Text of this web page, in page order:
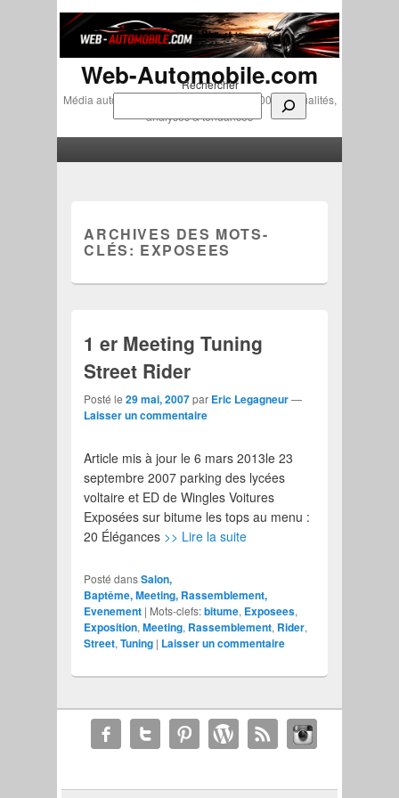
Rechercher
Web-Automobile.com
Média automobile indépendant depuis 2007 • Actualités,
analyses & tendances
ARCHIVES DES MOTS-
CLÉS: EXPOSEES
1 er Meeting Tuning
Street Rider
Posté le29 mai, 2007par Eric Legagneur—
Laisser un commentaire
Article mis à jour le 6 mars 2013le 23
septembre 2007 parking des lycées
voltaire et ED de Wingles Voitures
Exposées sur bitume les tops au menu :
20 Élégances >> Lire la suite
Posté dansSalon,
Baptême, Meeting, Rassemblement,
Evenement | Mots-clefs:bitume, Exposees,
Exposition,Meeting, Rassemblement, Rider,
Street,Tuning | Laisser un commentaire